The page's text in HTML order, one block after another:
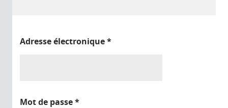
Adresse électronique*
Mot de passe*